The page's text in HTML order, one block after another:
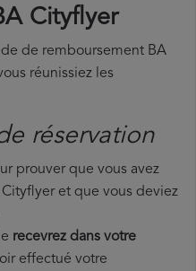
Cityflyer
de remboursement BA
réunissiez les
réservation
prouver que vous avez
et que vous deviez
recevrez dans votre
effectué votre